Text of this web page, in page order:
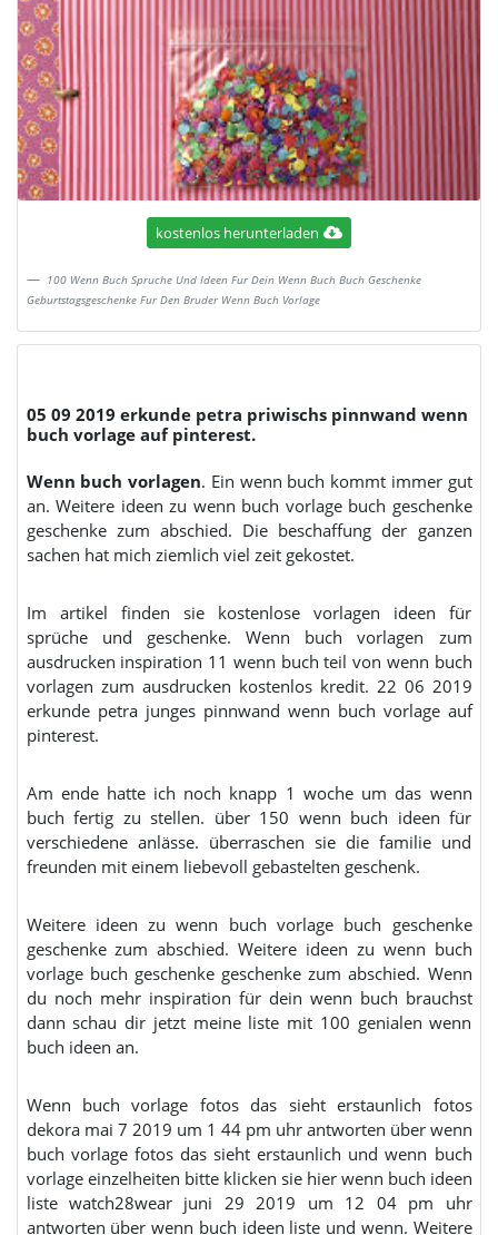
kostenlos herunterladen
100 Wenn Buch Spruche Und Ideen Fur Dein Wenn Buch Buch Geschenke
Geburtstagsgeschenke Fur Den Bruder Wenn Buch Vorlage
05 09 2019 erkunde petra priwischs pinnwand wenn
buch vorlage auf pinterest.
Wenn buch vorlagen. Ein wenn buch kommt immer gut
an. Weitere ideen zu wenn buch vorlage buch geschenke
geschenke zum abschied. Die beschaffung der ganzen
sachen hat mich ziemlich viel zeit gekostet.
Im artikel finden sie kostenlose vorlagen ideen für
sprüche und geschenke. Wenn buch vorlagen zum
ausdrucken inspiration 11 wenn buch teil von wenn buch
vorlagen zum ausdrucken kostenlos kredit. 22 06 2019
erkunde petra junges pinnwand wenn buch vorlage auf
pinterest.
Am ende hatte ich noch knapp 1 woche um das wenn
buch fertig zu stellen. über 150 wenn buch ideen für
verschiedene anlässe. überraschen sie die familie und
freunden mit einem liebevoll gebastelten geschenk.
Weitere ideen zu wenn buch vorlage buch geschenke
geschenke zum abschied. Weitere ideen zu wenn buch
vorlage buch geschenke geschenke zum abschied. Wenn
du noch mehr inspiration für dein wenn buch brauchst
dann schau dir jetzt meine liste mit 100 genialen wenn
buch ideen an.
Wenn buch vorlage fotos das sieht erstaunlich fotos
dekora mai 7 2019 um 1 44 pm uhr antworten über wenn
buch vorlage fotos das sieht erstaunlich und wenn buch
vorlage einzelheiten bitte klicken sie hier wenn buch ideen
liste watch28wear juni 29 2019 um 12 04 pm uhr
antworten über wenn buch ideen liste und wenn. Weitere